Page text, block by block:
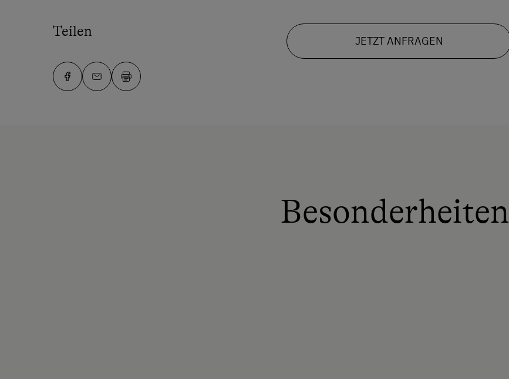
Teilen
JETZT ANFRAGEN
Besonderheiten